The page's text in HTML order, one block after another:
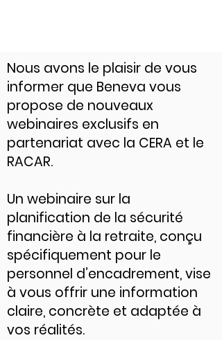
Nous avons le plaisir de vous
informer que Beneva vous
propose de nouveaux
webinaires exclusifs en
partenariat avec la CERA et le
RACAR.
Un webinaire sur la
planification de la sécurité
financière à la retraite, conçu
spécifiquement pour le
personnel d’encadrement, vise
à vous offrir une information
claire, concrète et adaptée à
vos réalités.